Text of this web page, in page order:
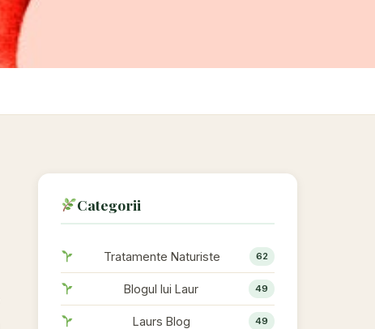
Categorii
Tratamente Naturiste 62
Blogul lui Laur 49
Laurs Blog 49